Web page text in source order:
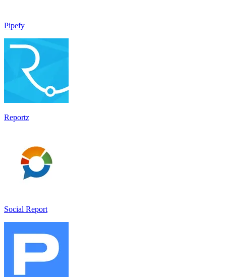
Pipefy
Reportz
Social Report